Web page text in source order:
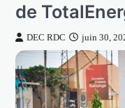
de
DEC RDC juin 30,